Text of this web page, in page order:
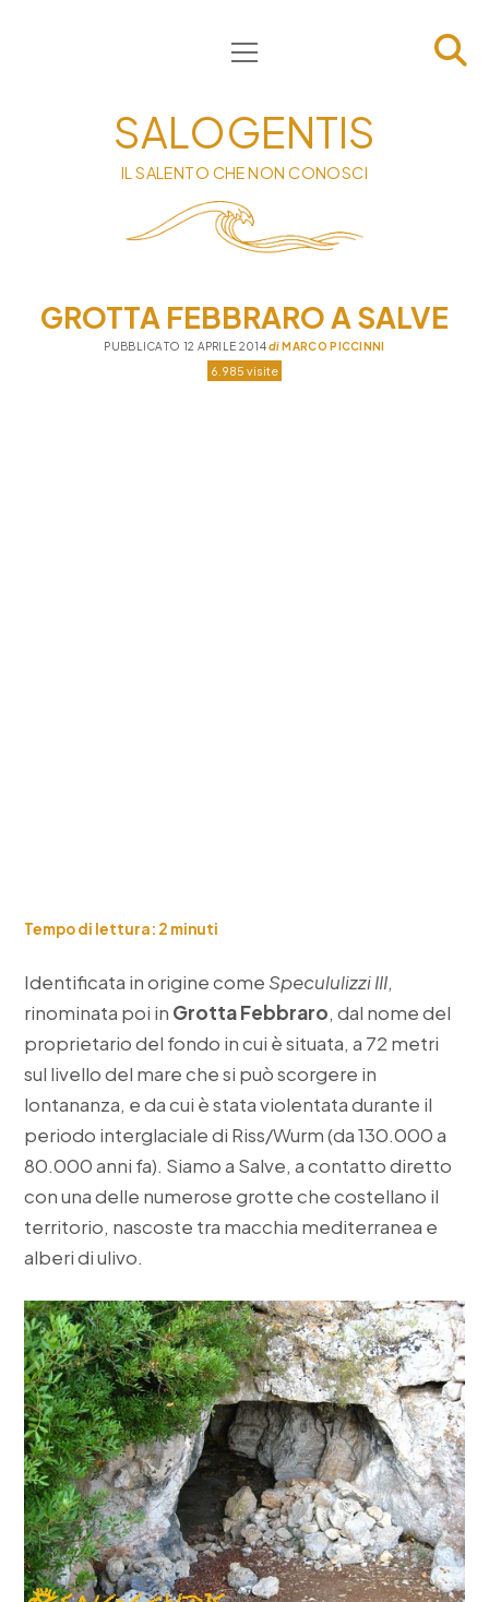
HOME
INFORMATIVA
CONTATTI
PRIVACY & COOKIE POLICY
apri
menu
SALOGENTIS
IL SALENTO CHE NON CONOSCI
GROTTA FEBBRARO A SALVE
PUBBLICATO 12 APRILE 2014diMARCO PICCINNI
6.985 visite
Tempo di lettura: 2 minuti
Identificata in origine come Specululizzi III,
rinominata poi in Grotta Febbraro, dal nome del
proprietario del fondo in cui è situata, a 72 metri
sul livello del mare che si può scorgere in
lontananza, e da cui è stata violentata durante il
periodo interglaciale di Riss/Wurm (da 130.000 a
80.000 anni fa). Siamo a Salve, a contatto diretto
con una delle numerose grotte che costellano il
territorio, nascoste tra macchia mediterranea e
alberi di ulivo.